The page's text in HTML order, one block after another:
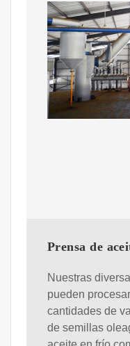
Prensa de
Nuestras
pueden
cantidades de
de semillas